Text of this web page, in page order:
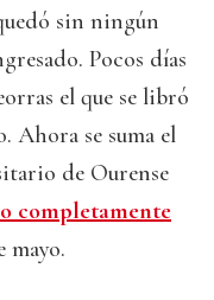
sin ningún
Pocos días
el que se libró
Ahora se suma el
de Ourense
completamente
mayo.